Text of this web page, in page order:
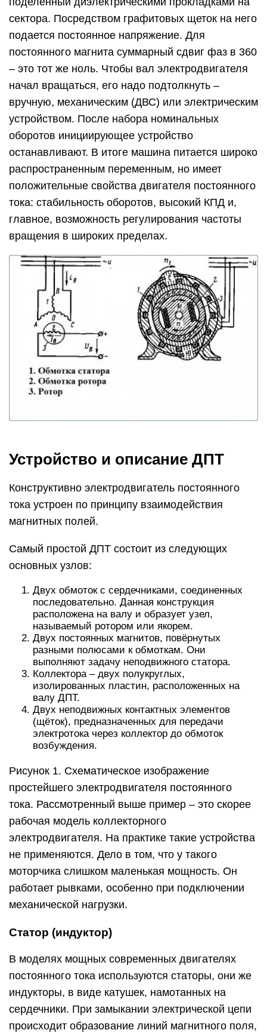
сектора. Посредством графитовых щеток на него
подается постоянное напряжение. Для
постоянного магнита суммарный сдвиг фаз в 360
– это тот же ноль. Чтобы вал электродвигателя
начал вращаться, его надо подтолкнуть –
вручную, механическим (ДВС) или электрическим
устройством. После набора номинальных
оборотов инициирующее устройство
останавливают. В итоге машина питается широко
распространенным переменным, но имеет
положительные свойства двигателя постоянного
тока: стабильность оборотов, высокий КПД и,
главное, возможность регулирования частоты
вращения в широких пределах.
Устройство и описание ДПТ
Конструктивно электродвигатель постоянного
тока устроен по принципу взаимодействия
магнитных полей.
Самый простой ДПТ состоит из следующих
основных узлов:
Двух обмоток с сердечниками, соединенных
последовательно. Данная конструкция
расположена на валу и образует узел,
называемый ротором или якорем.
Двух постоянных магнитов, повёрнутых
разными полюсами к обмоткам. Они
выполняют задачу неподвижного статора.
Коллектора – двух полукруглых,
изолированных пластин, расположенных на
валу ДПТ.
Двух неподвижных контактных элементов
(щёток), предназначенных для передачи
электротока через коллектор до обмоток
возбуждения.
Рисунок 1. Схематическое изображение
простейшего электродвигателя постоянного
тока. Рассмотренный выше пример – это скорее
рабочая модель коллекторного
электродвигателя. На практике такие устройства
не применяются. Дело в том, что у такого
моторчика слишком маленькая мощность. Он
работает рывками, особенно при подключении
механической нагрузки.
Статор (индуктор)
В моделях мощных современных двигателях
постоянного тока используются статоры, они же
индукторы, в виде катушек, намотанных на
сердечники. При замыкании электрической цепи
происходит образование линий магнитного поля,